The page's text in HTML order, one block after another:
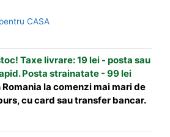
ceramica
CASA
Taxe livrare: 19 lei - posta sau
Posta strainatate - 99 lei
la comenzi mai mari de
cu card sau transfer bancar.